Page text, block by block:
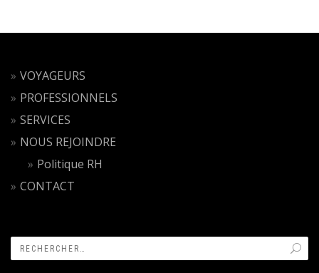
VOYAGEURS
PROFESSIONNELS
SERVICES
NOUS REJOINDRE
Politique RH
CONTACT